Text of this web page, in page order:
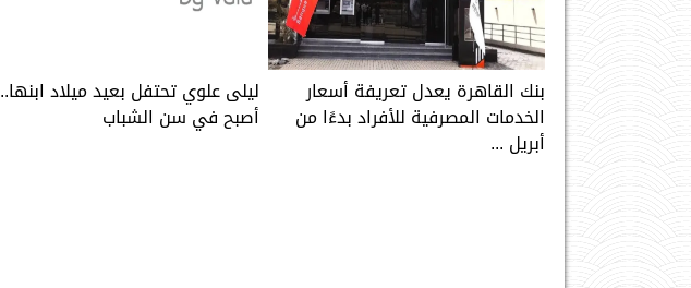
بنك القاهرة يعدل تعريفة أسعار
الخدمات المصرفية للأفراد بدءًا من
أبريل ...
ليلى علوي تحتفل بعيد ميلاد ابنها..
أصبح في سن الشباب